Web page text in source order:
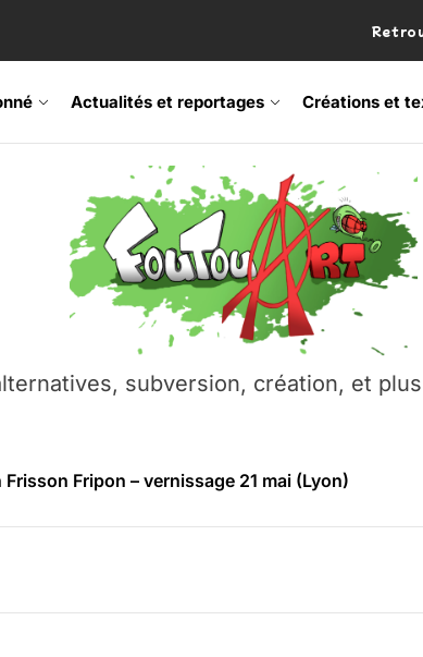
Actualités et reportages Créations et
subversion, création, et
Fripon – vernissage 21 mai (Lyon)
Festival – Samedi 18 juillet (Vaulx-en-Velin)
Ŝtono, un livre réalisé par Michaël Moretti &
contre l’A412 à l’Établi (Haute-Savoie)
Fripon – vernissage 21 mai (Lyon)
Festival – Samedi 18 juillet (Vaulx-en-